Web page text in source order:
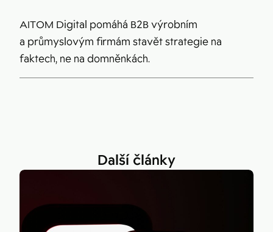
AITOM Digital pomáhá B2B výrobním
a průmyslovým firmám stavět strategie na
faktech, ne na domněnkách.
Další články